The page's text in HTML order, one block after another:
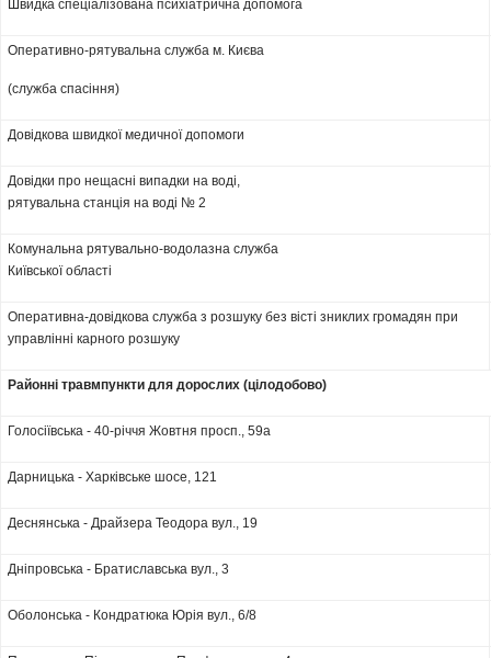
Швидка спеціалізована психіатрична допомога
Оперативно-рятувальна служба м. Києва
(служба спасіння)
Довідкова швидкої медичної допомоги
Довідки про нещасні випадки на воді,
рятувальна станція на воді № 2
Комунальна рятувально-водолазна служба
Київської області
Оперативна-довідкова служба з розшуку без вісті зниклих громадян при
управлінні карного розшуку
Районні травмпункти для дорослих (цілодобово)
Голосіївська - 40-річчя Жовтня просп., 59а
Дарницька - Харківське шосе, 121
Деснянська - Драйзера Теодора вул., 19
Дніпровська - Братиславська вул., 3
Оболонська - Кондратюка Юрія вул., 6/8